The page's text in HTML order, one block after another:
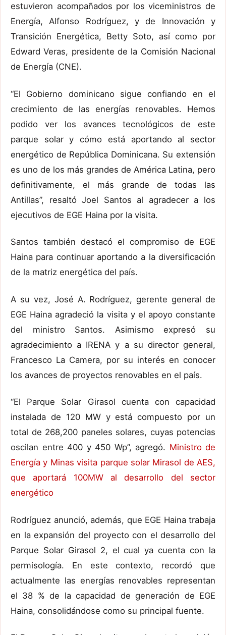
estuvieron acompañados por los viceministros de
Energía, Alfonso Rodríguez, y de Innovación y
Transición Energética, Betty Soto, así como por
Edward Veras, presidente de la Comisión Nacional
de Energía (CNE).
“El Gobierno dominicano sigue confiando en el
crecimiento de las energías renovables. Hemos
podido ver los avances tecnológicos de este
parque solar y cómo está aportando al sector
energético de República Dominicana. Su extensión
es uno de los más grandes de América Latina, pero
definitivamente, el más grande de todas las
Antillas”, resaltó Joel Santos al agradecer a los
ejecutivos de EGE Haina por la visita.
Santos también destacó el compromiso de EGE
Haina para continuar aportando a la diversificación
de la matriz energética del país.
A su vez, José A. Rodríguez, gerente general de
EGE Haina agradeció la visita y el apoyo constante
del ministro Santos. Asimismo expresó su
agradecimiento a IRENA y a su director general,
Francesco La Camera, por su interés en conocer
los avances de proyectos renovables en el país.
“El Parque Solar Girasol cuenta con capacidad
instalada de 120 MW y está compuesto por un
total de 268,200 paneles solares, cuyas potencias
oscilan entre 400 y 450 Wp”, agregó. Ministro de
Energía y Minas visita parque solar Mirasol de AES,
que aportará 100MW al desarrollo del sector
energético
Rodríguez anunció, además, que EGE Haina trabaja
en la expansión del proyecto con el desarrollo del
Parque Solar Girasol 2, el cual ya cuenta con la
permisología. En este contexto, recordó que
actualmente las energías renovables representan
el 38 % de la capacidad de generación de EGE
Haina, consolidándose como su principal fuente.